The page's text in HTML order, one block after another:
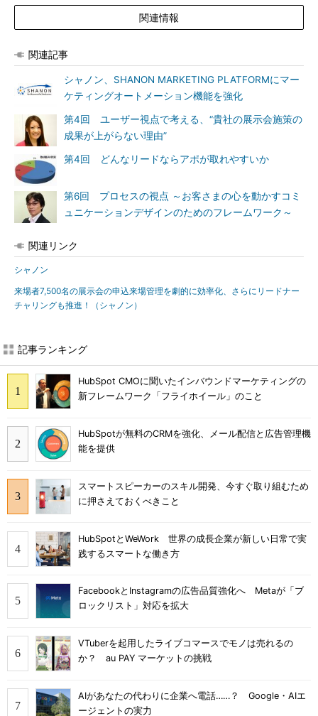
関連情報
関連記事
シャノン、SHANON MARKETING PLATFORMにマー
ケティングオートメーション機能を強化
第4回 ユーザー視点で考える、“貴社の展示会施策の
成果が上がらない理由”
第4回 どんなリードならアポが取れやすいか
第6回 プロセスの視点 ～お客さまの心を動かすコミ
ュニケーションデザインのためのフレームワーク～
関連リンク
シャノン
来場者7,500名の展示会の申込来場管理を劇的に効率化、さらにリードナー
チャリングも推進！（シャノン）
記事ランキング
HubSpot CMOに聞いたインバウンドマーケティングの
新フレームワーク「フライホイール」のこと
HubSpotが無料のCRMを強化、メール配信と広告管理機
能を提供
スマートスピーカーのスキル開発、今すぐ取り組むため
に押さえておくべきこと
HubSpotとWeWork 世界の成長企業が新しい日常で実
践するスマートな働き方
FacebookとInstagramの広告品質強化へ Metaが「ブ
ロックリスト」対応を拡大
VTuberを起用したライブコマースでモノは売れるの
か？ au PAY マーケットの挑戦
AIがあなたの代わりに企業へ電話……？ Google・AIエ
ージェントの実力